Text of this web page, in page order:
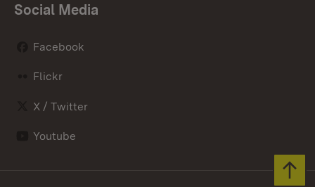
Social Media
Facebook
Flickr
X / Twitter
Youtube